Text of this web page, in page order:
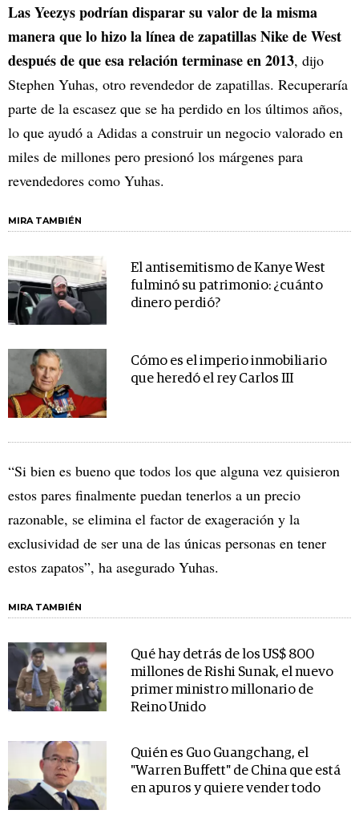
Las Yeezys podrían disparar su valor de la misma
manera que lo hizo la línea de zapatillas Nike de West
después de que esa relación terminase en 2013, dijo
Stephen Yuhas, otro revendedor de zapatillas. Recuperaría
parte de la escasez que se ha perdido en los últimos años,
lo que ayudó a Adidas a construir un negocio valorado en
miles de millones pero presionó los márgenes para
revendedores como Yuhas.
MIRA TAMBIÉN
El antisemitismo de Kanye West
fulminó su patrimonio: ¿cuánto
dinero perdió?
Cómo es el imperio inmobiliario
que heredó el rey Carlos III
“Si bien es bueno que todos los que alguna vez quisieron
estos pares finalmente puedan tenerlos a un precio
razonable, se elimina el factor de exageración y la
exclusividad de ser una de las únicas personas en tener
estos zapatos”, ha asegurado Yuhas.
MIRA TAMBIÉN
Qué hay detrás de los US$ 800
millones de Rishi Sunak, el nuevo
primer ministro millonario de
Reino Unido
Quién es Guo Guangchang, el
"Warren Buffett" de China que está
en apuros y quiere vender todo